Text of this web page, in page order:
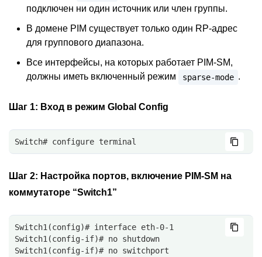
подключен ни один источник или член группы.
В домене PIM существует только один RP-адрес
для группового диапазона.
Все интерфейсы, на которых работает PIM-SM,
должны иметь включенный режим
sparse-mode .
Шаг 1: Вход в режим Global Config
Switch# configure terminal
Шаг 2: Настройка портов, включение PIM-SM на
коммутаторе “Switch1”
Switch1(config)# interface eth-0-1
Switch1(config-if)# no shutdown
Switch1(config-if)# no switchport